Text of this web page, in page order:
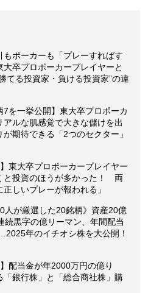
もポーカーも「プレーすればす
卒プロポーカープレイヤーと
てる投資家・負ける投資家”の違
7を一挙公開】東大卒プロポーカ
ルな肌感覚で大きな儲けを出
期待できる「2つのセクター」
東大卒プロポーカープレイヤー
と投資のほうが多かった！ 両
しいプレーが報われる」
人が厳選した20銘柄》資産20億
続黒字の億リーマン、年間配当
年のイチオシ株を大公開！
配当金が年2000万円の億り
「銀行株」と「総合商社株」購